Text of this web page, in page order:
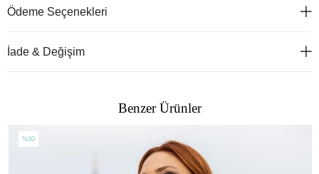
Ödeme Seçenekleri
İade & Değişim
Benzer Ürünler
%30